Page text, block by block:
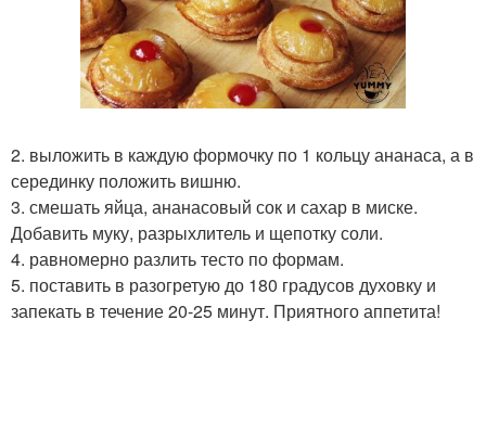
2. выложить в каждую формочку по 1 кольцу ананаса, а в
серединку положить вишню.
3. смешать яйца, ананасовый сок и сахар в миске.
Добавить муку, разрыхлитель и щепотку соли.
4. равномерно разлить тесто по формам.
5. поставить в разогретую до 180 градусов духовку и
запекать в течение 20-25 минут. Приятного аппетита!